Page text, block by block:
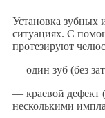
Установка зубных
ситуациях. С
протезируют
— один зуб (без
— краевой дефект
несколькими